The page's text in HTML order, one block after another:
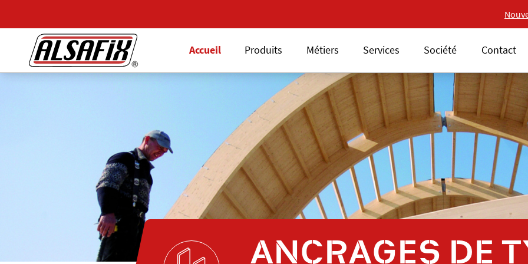
Nouvelle gamme 18V
Accueil Produits Métiers Services Société Contact
ANCRAGES DE